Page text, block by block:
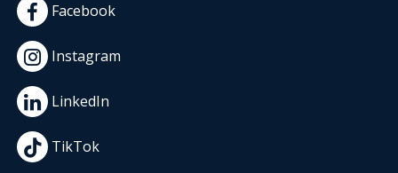
Facebook
Instagram
LinkedIn
TikTok